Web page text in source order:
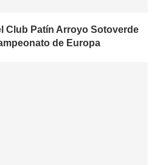
Club Patín Arroyo Sotoverde
de Europa